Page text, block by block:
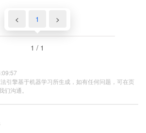
< 1 >
1 / 1
引擎基于机器学习所生成，如有任何问题，可在页
沟通。